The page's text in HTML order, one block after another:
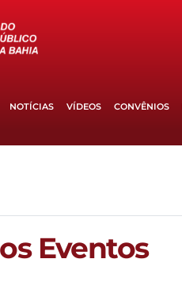
NOTÍCIAS VÍDEOS CONVÊNIOS
Eventos